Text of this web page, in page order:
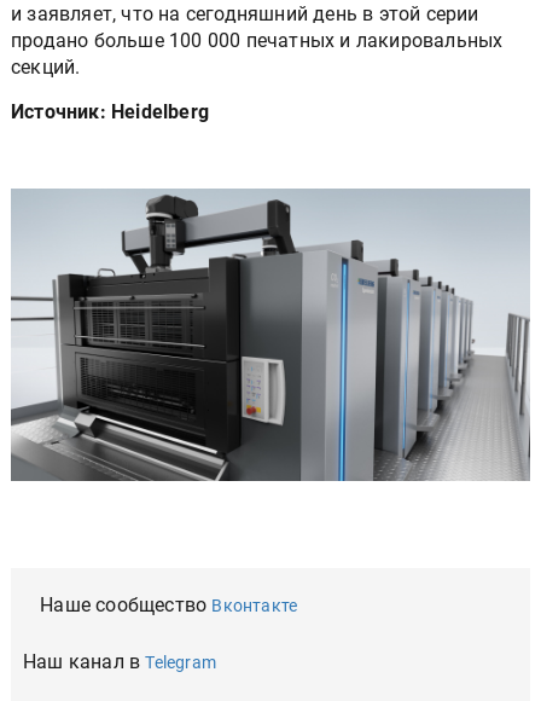
и заявляет, что на сегодняшний день в этой серии
продано больше 100 000 печатных и лакировальных
секций.
Источник: Heidelberg
Наше сообщество Вконтакте
Наш канал вTelegram